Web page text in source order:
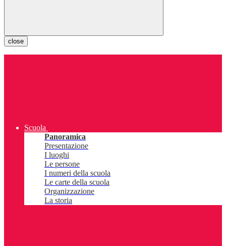
close
Scuola
Panoramica
Presentazione
I luoghi
Le persone
I numeri della scuola
Le carte della scuola
Organizzazione
La storia